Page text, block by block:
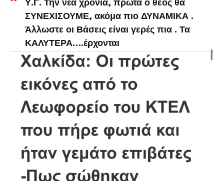
ΣΥΝΕΧΙΣΟΥΜΕ, ακόμα πιο ΔΥΝΑΜΙΚΑ .
Άλλωστε οι Βάσεις είναι γερές πια . Τα
ΚΑΛΥΤΕΡΑ….έρχονται